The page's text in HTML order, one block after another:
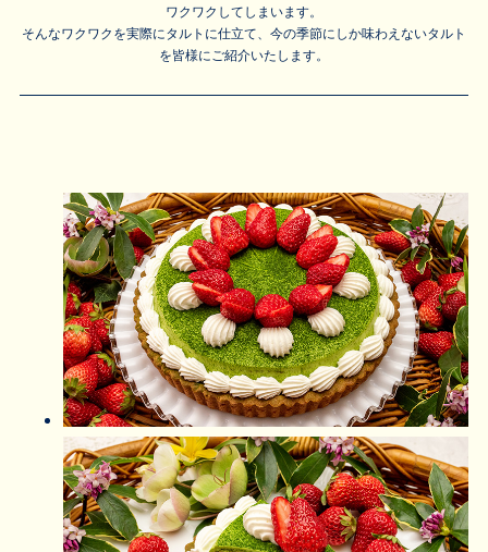
ワクワクしてしまいます。
そんなワクワクを実際にタルトに仕立て、今の季節にしか味わえないタルト
を皆様にご紹介いたします。